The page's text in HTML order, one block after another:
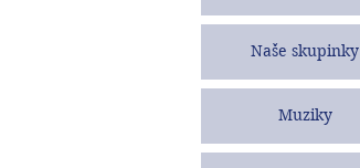
Naše skupinky
Muziky